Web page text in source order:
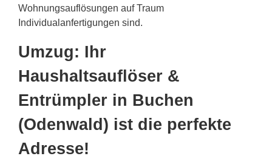
Wohnungsauflösungen auf Traum
Individualanfertigungen sind.
Umzug: Ihr
Haushaltsauflöser &
Entrümpler in Buchen
(Odenwald) ist die perfekte
Adresse!